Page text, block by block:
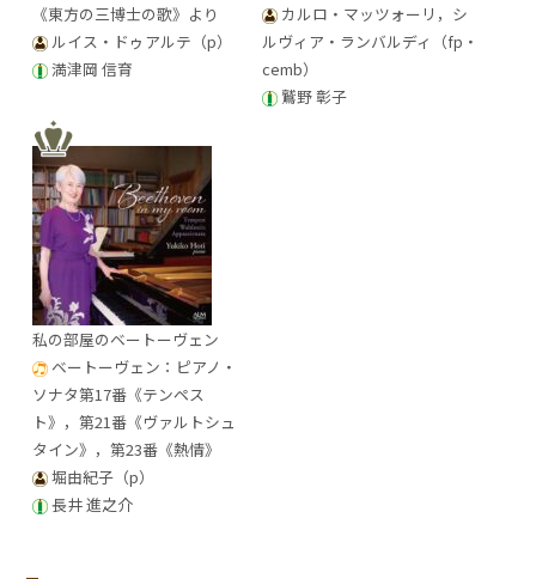
《東方の三博士の歌》より
ルイス・ドゥアルテ（p）
満津岡 信育
カルロ・マッツォーリ，シ
ルヴィア・ランバルディ（fp・
cemb）
鷲野 彰子
私の部屋のベートーヴェン
ベートーヴェン：ピアノ・
ソナタ第17番《テンペス
ト》，第21番《ヴァルトシュ
タイン》，第23番《熱情》
堀由紀子（p）
長井 進之介